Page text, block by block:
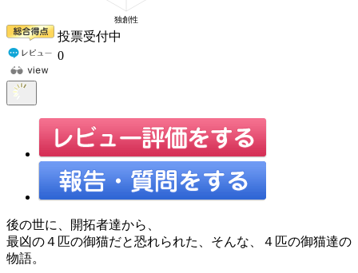
投票受付中
0
後の世に、開拓者達から、
最凶の４匹の御猫だと恐れられた、そんな、４匹の御猫達の
物語。